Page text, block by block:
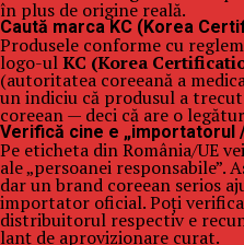
în plus de origine reală.
Caută marca KC (Korea
Produsele conforme cu
logo-ulKC (Korea
(autoritatea coreeană a
un indiciu că produsul a
coreean — deci că are o
Verifică cine e „importatorul
Pe eticheta din România/UE
ale „persoanei
dar un brand coreean serios
importator oficial. Poți
distribuitorul respectiv e
lanț de aprovizionare curat.